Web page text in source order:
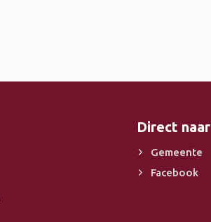
Direct naar
Gemeente
Facebook